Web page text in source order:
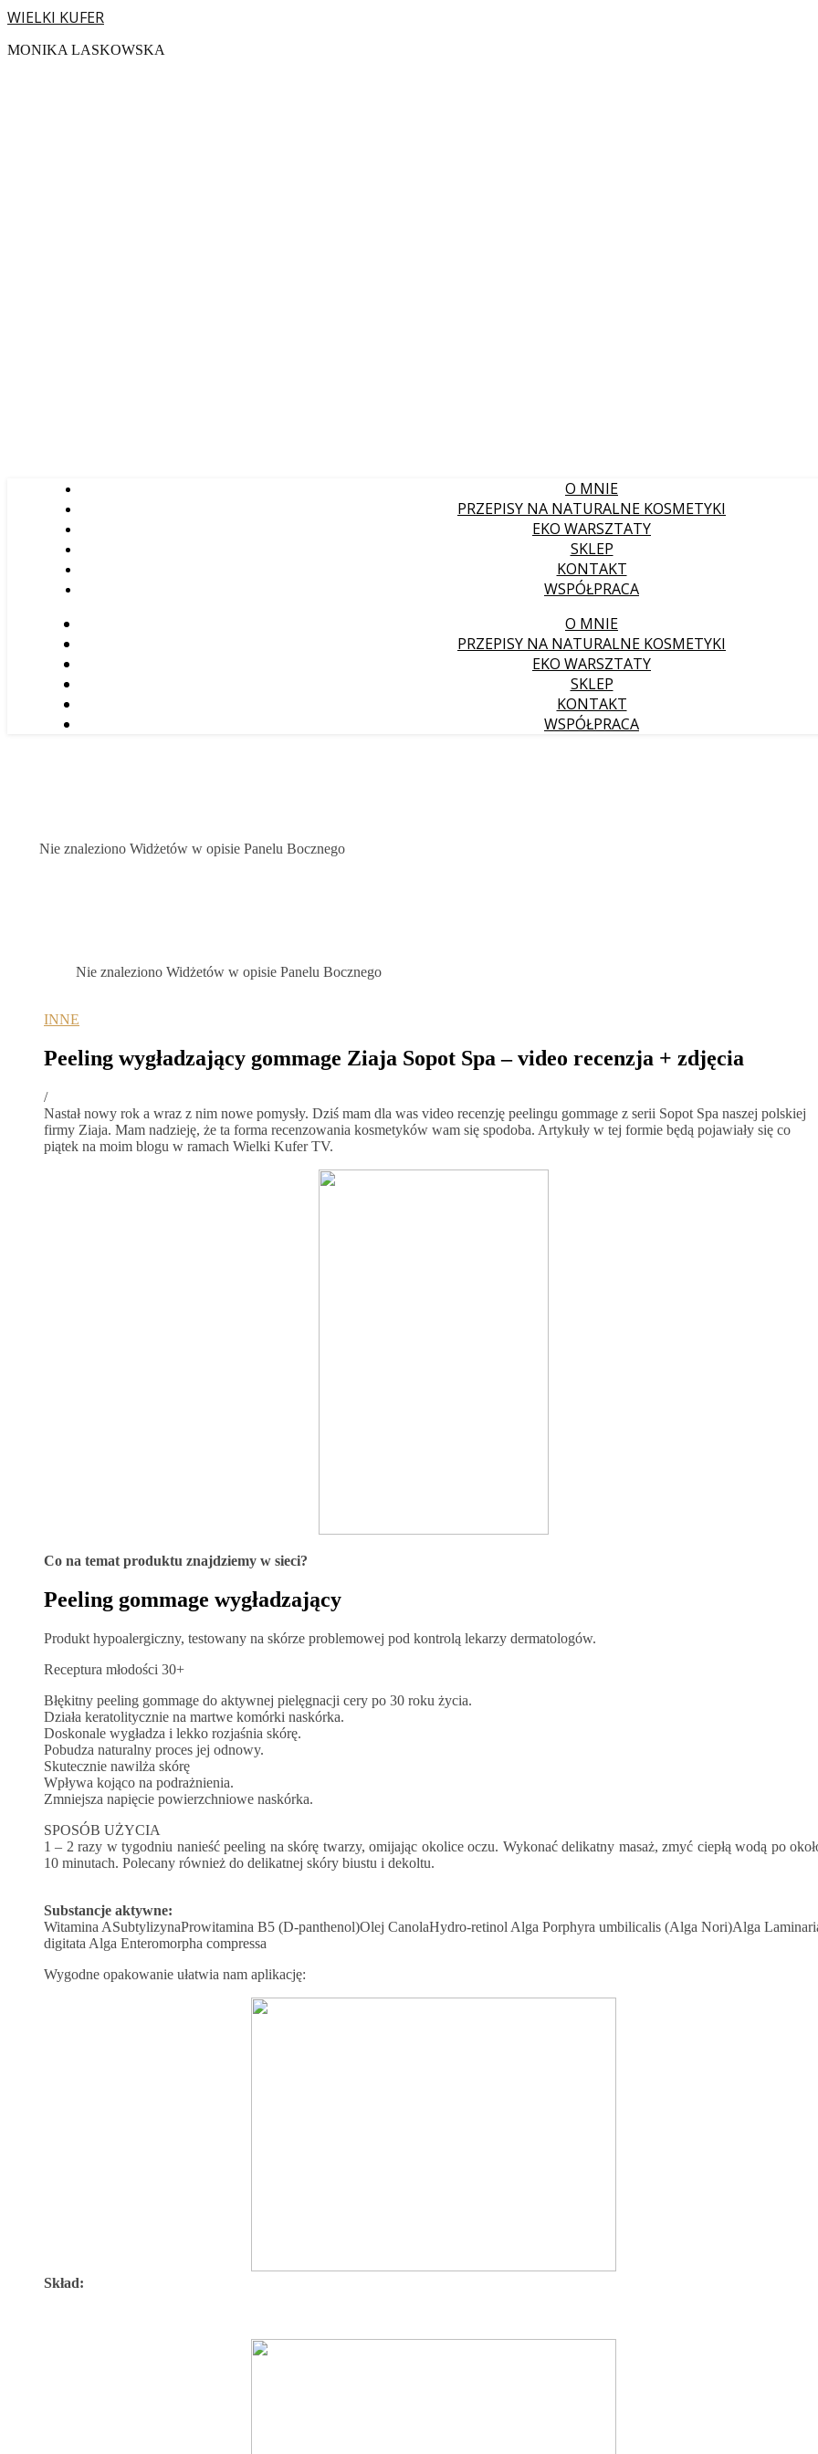
WIELKI KUFER
MONIKA LASKOWSKA
O MNIE
PRZEPISY NA NATURALNE KOSMETYKI
EKO WARSZTATY
SKLEP
KONTAKT
WSPÓŁPRACA
O MNIE
PRZEPISY NA NATURALNE KOSMETYKI
EKO WARSZTATY
SKLEP
KONTAKT
WSPÓŁPRACA
Nie znaleziono Widżetów w opisie Panelu Bocznego
Nie znaleziono Widżetów w opisie Panelu Bocznego
INNE
Peeling wygładzający gommage Ziaja Sopot Spa – video recenzja + zdjęcia
/
Nastał nowy rok a wraz z nim nowe pomysły. Dziś mam dla was video recenzję peelingu gommage z serii Sopot Spa naszej polskiej
firmy Ziaja. Mam nadzieję, że ta forma recenzowania kosmetyków wam się spodoba. Artykuły w tej formie będą pojawiały się co
piątek na moim blogu w ramach Wielki Kufer TV.
Co na temat produktu znajdziemy w sieci?
Peeling gommage wygładzający
Produkt hypoalergiczny, testowany na skórze problemowej pod kontrolą lekarzy dermatologów.
Receptura młodości 30+
Błękitny peeling gommage do aktywnej pielęgnacji cery po 30 roku życia.
Działa keratolitycznie na martwe komórki naskórka.
Doskonale wygładza i lekko rozjaśnia skórę.
Pobudza naturalny proces jej odnowy.
Skutecznie nawilża skórę
Wpływa kojąco na podrażnienia.
Zmniejsza napięcie powierzchniowe naskórka.
SPOSÓB UŻYCIA
1 – 2 razy w tygodniu nanieść peeling na skórę twarzy, omijając okolice oczu. Wykonać delikatny masaż, zmyć ciepłą wodą po
10 minutach. Polecany również do delikatnej skóry biustu i dekoltu.
Substancje aktywne:
Witamina ASubtylizynaProwitamina B5 (D-panthenol)Olej CanolaHydro-retinol Alga Porphyra umbilicalis (Alga Nori)Alga
digitata Alga Enteromorpha compressa
Wygodne opakowanie ułatwia nam aplikację:
Skład: